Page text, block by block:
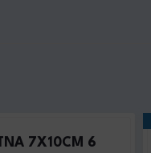
7X10CM 6